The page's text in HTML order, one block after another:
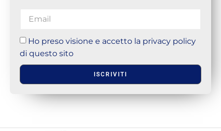
Ho preso visione e accetto la privacy policy
di questo sito
ISCRIVITI